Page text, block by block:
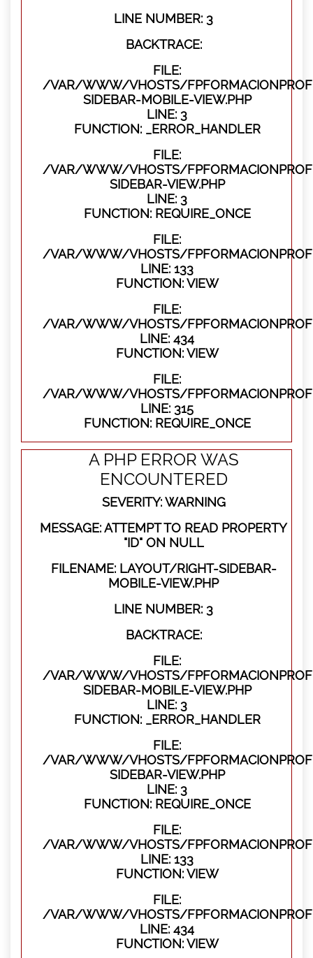
LINE NUMBER: 3
BACKTRACE:
FILE:
/VAR/WWW/VHOSTS/
SIDEBAR-MOBILE-VIEW.PHP
LINE: 3
FUNCTION: _ERROR_HANDLER
FILE:
/VAR/WWW/VHOSTS/
SIDEBAR-VIEW.PHP
LINE: 3
FUNCTION: REQUIRE_ONCE
FILE:
/VAR/WWW/VHOSTS/
LINE: 133
FUNCTION: VIEW
FILE:
/VAR/WWW/VHOSTS/
LINE: 434
FUNCTION: VIEW
FILE:
/VAR/WWW/VHOSTS/
LINE: 315
FUNCTION: REQUIRE_ONCE
A PHP ERROR WAS
ENCOUNTERED
SEVERITY: WARNING
MESSAGE: ATTEMPT TO READ PROPERTY
"ID" ON NULL
FILENAME: LAYOUT/RIGHT-SIDEBAR-
MOBILE-VIEW.PHP
LINE NUMBER: 3
BACKTRACE:
FILE:
/VAR/WWW/VHOSTS/
SIDEBAR-MOBILE-VIEW.PHP
LINE: 3
FUNCTION: _ERROR_HANDLER
FILE:
/VAR/WWW/VHOSTS/
SIDEBAR-VIEW.PHP
LINE: 3
FUNCTION: REQUIRE_ONCE
FILE:
/VAR/WWW/VHOSTS/
LINE: 133
FUNCTION: VIEW
FILE:
/VAR/WWW/VHOSTS/
LINE: 434
FUNCTION: VIEW